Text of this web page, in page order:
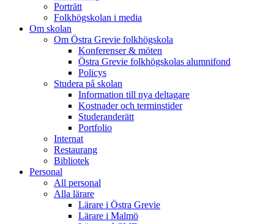
Porträtt
Folkhögskolan i media
Om skolan
Om Östra Grevie folkhögskola
Konferenser & möten
Östra Grevie folkhögskolas alumnifond
Policys
Studera på skolan
Information till nya deltagare
Kostnader och terminstider
Studeranderätt
Portfolio
Internat
Restaurang
Bibliotek
Personal
All personal
Alla lärare
Lärare i Östra Grevie
Lärare i Malmö